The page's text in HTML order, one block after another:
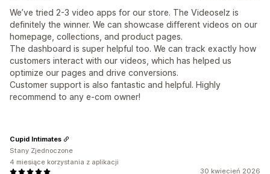
We’ve tried 2-3 video apps for our store. The Videoselz is
definitely the winner. We can showcase different videos on our
homepage, collections, and product pages.
The dashboard is super helpful too. We can track exactly how
customers interact with our videos, which has helped us
optimize our pages and drive conversions.
Customer support is also fantastic and helpful. Highly
recommend to any e-com owner!
30 kwiecień 2026
Cupid Intimates
Stany Zjednoczone
4 miesiące korzystania z aplikacji